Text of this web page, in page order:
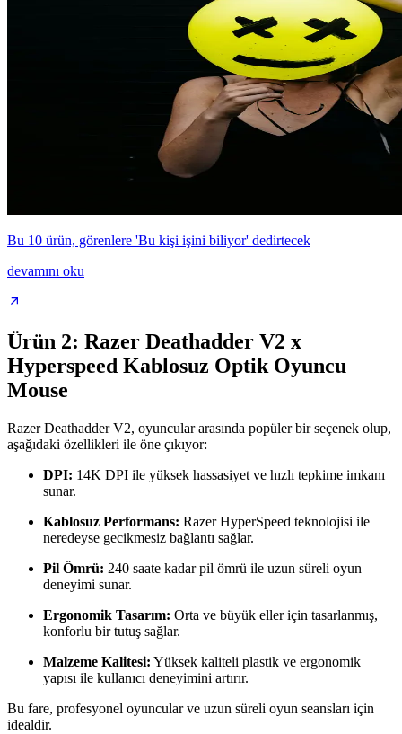
Bu 10 ürün, görenlere 'Bu kişi işini biliyor' dedirtecek
devamını oku
Ürün 2: Razer Deathadder V2 x
Hyperspeed Kablosuz Optik Oyuncu
Mouse
Razer Deathadder V2, oyuncular arasında popüler bir seçenek olup,
aşağıdaki özellikleri ile öne çıkıyor:
DPI: 14K DPI ile yüksek hassasiyet ve hızlı tepkime imkanı
sunar.
Kablosuz Performans: Razer HyperSpeed teknolojisi ile
neredeyse gecikmesiz bağlantı sağlar.
Pil Ömrü: 240 saate kadar pil ömrü ile uzun süreli oyun
deneyimi sunar.
Ergonomik Tasarım: Orta ve büyük eller için tasarlanmış,
konforlu bir tutuş sağlar.
Malzeme Kalitesi: Yüksek kaliteli plastik ve ergonomik
yapısı ile kullanıcı deneyimini artırır.
Bu fare, profesyonel oyuncular ve uzun süreli oyun seansları için
idealdir.